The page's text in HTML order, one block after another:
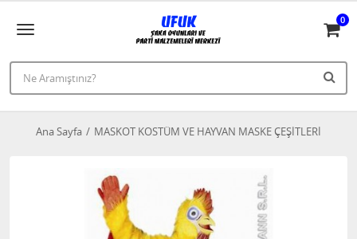
0
Ana Sayfa MASKOT KOSTÜM VE HAYVAN MASKE ÇEŞİTLERİ